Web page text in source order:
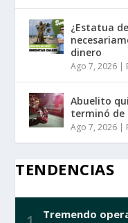
¿Estatua
dinero
Ago 7, 2026 |
Abuelito
terminó de
Ago 7, 2026 |
TENDENCIAS